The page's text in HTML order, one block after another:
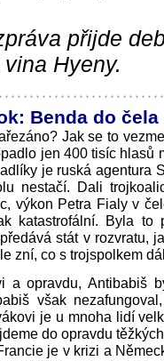
přijde
Hyeny.
Benda do čela
Jak se to
jen 400 tisíc hlasů
je ruská agentura
nestačí. Dali
výkon Petra Fialy v
katastrofální. Byla to
stát v rozvratu,
zní, co s trojspolkem
a opravdu, Antibabiš
však
je u mnoha lidí
do opravdu
je v krizi a